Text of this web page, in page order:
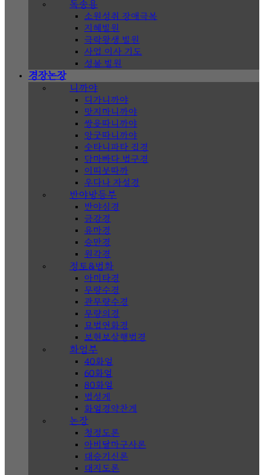
독송용
소원성취 장애극복
지혜발원
극락왕생 발원
사업 이사 기도
성불 발원
경장논장
니까야
디가니까야
맛지마니까야
쌍윳따니까야
앙굿따니까야
숫타니파타 집경
담마빠다 법구경
이띠붓따까
우다나 자설경
반야방등부
반야심경
금강경
유마경
승만경
원각경
정토&법화
아미타경
무량수경
관무량수경
무량의경
묘법연화경
보현보살행법경
화엄부
40화엄
60화엄
80화엄
법성게
화엄경약찬게
논장
청정도론
아비달마구사론
대승기신론
대지도론